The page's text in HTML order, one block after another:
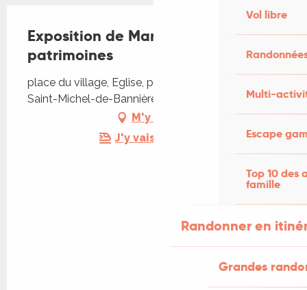
Vol libre
Multi-
Escape
Top 10 des
famille
Randonner en
Grandes
Exposition de Marc Allenbach -
patrimoines
place du village, Eglise, place du village, 46110
Saint-Michel-de-Bannières
M'y rendre
J'y vais en train !